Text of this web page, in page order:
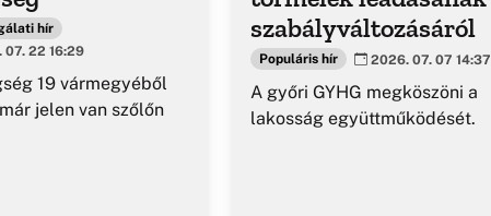
hír
22 16:29
19 vármegyéből
jelen van szőlőn
szabályváltozásáról
Populáris hír 2026. 07. 07 14:37
A győri GYHG megköszöni a
lakosság együttműködését.